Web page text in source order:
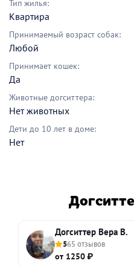
Тип жилья:
Квартира
Принимаемый возраст собак:
Любой
Принимает кошек:
Да
Животные догситтера:
Нет животных
Дети до 10 лет в доме:
Нет
Догситтер Вера В.
565 отзывов
от 1250 ₽